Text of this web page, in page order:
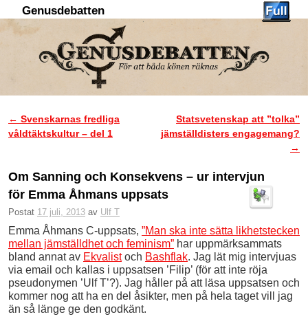
Genusdebatten
Inläggsnavigering
← Svenskarnas fredliga
våldtäktskultur – del 1
Statsvetenskap att ”tolka”
jämställdisters engagemang?
→
Om Sanning och Konsekvens – ur intervjun
för Emma Åhmans uppsats
Postat 17 juli, 2013 av Ulf T
Emma Åhmans C-uppsats, ”Man ska inte sätta likhetstecken
mellan jämställdhet och feminism” har uppmärksammats
bland annat av Ekvalistoch Bashflak. Jag lät mig intervjuas
via email och kallas i uppsatsen ’Filip’ (för att inte röja
pseudonymen ’Ulf T’?). Jag håller på att läsa uppsatsen och
kommer nog att ha en del åsikter, men på hela taget vill jag
än så länge ge den godkänt.